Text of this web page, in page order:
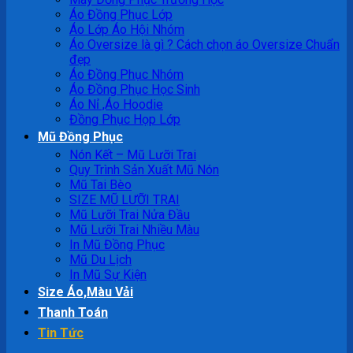
Áo Đồng Phục Lớp
Áo Lớp Áo Hội Nhóm
Áo Oversize là gì ? Cách chọn áo Oversize Chuẩn
đẹp
Áo Đồng Phục Nhóm
Áo Đồng Phục Học Sinh
Áo Nỉ ,Áo Hoodie
Đồng Phục Họp Lớp
Mũ Đồng Phục
Nón Kết – Mũ Lưỡi Trai
Quy Trình Sản Xuất Mũ Nón
Mũ Tai Bèo
SIZE MŨ LƯỠI TRAI
Mũ Lưỡi Trai Nửa Đầu
Mũ Lưỡi Trai Nhiều Màu
In Mũ Đồng Phục
Mũ Du Lịch
In Mũ Sự Kiện
Size Áo,Màu Vải
Thanh Toán
Tin Tức